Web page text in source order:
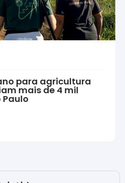
para agricultura
mais de 4 mil
Paulo